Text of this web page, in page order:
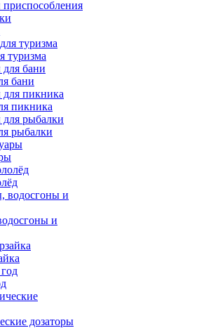
туризма
бани
пикника
рыбалки
и
дозаторы